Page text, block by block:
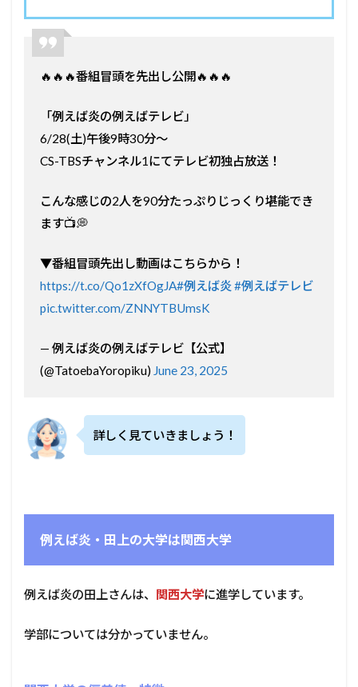
🔥🔥🔥番組冒頭を先出し公開🔥🔥🔥
「例えば炎の例えばテレビ」
6/28(土)午後9時30分～
CS-TBSチャンネル1にてテレビ初独占放送！
こんな感じの2人を90分たっぷりじっくり堪能でき
ます📺💭
▼番組冒頭先出し動画はこちらから！
https://t.co/Qo1zXfOgJA#例えば炎#例えばテレビ
pic.twitter.com/ZNNYTBUmsK
— 例えば炎の例えばテレビ【公式】
(@TatoebaYoropiku) June 23, 2025
詳しく見ていきましょう！
例えば炎・田上の大学は関西大学
例えば炎の田上さんは、 関西大学に進学しています。
学部については分かっていません。